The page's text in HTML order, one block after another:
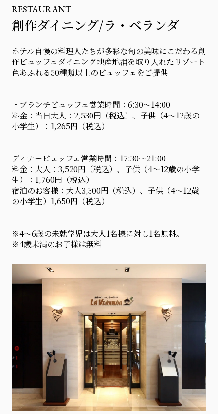
RESTAURANT
創作ダイニング/ラ・ベランダ
ホテル自慢の料理人たちが多彩な旬の美味にこだわる創
作ビュッフェダイニング地産地消を取り入れたリゾート
色あふれる50種類以上のビュッフェをご提供
・ブランチビュッフェ営業時間：6:30～14:00
料金：当日大人：2,530円（税込）、子供（4～12歳の
小学生）：1,265円（税込）
ディナービュッフェ営業時間：17:30～21:00
料金：大人：3,520円（税込）、子供（4～12歳の小学
生）：1,760円（税込）
宿泊のお客様：大人3,300円（税込）、子供（4～12歳
の小学生）1,650円（税込）
※4～6歳の未就学児は大人1名様に対し1名無料。
※4歳未満のお子様は無料